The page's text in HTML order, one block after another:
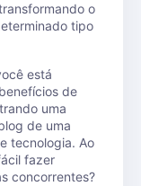
o
tipo
está
de
uma
de uma
tecnologia. Ao
fazer
concorrentes?